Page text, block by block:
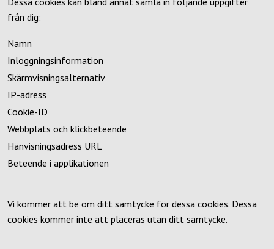
från dig:
Namn
Inloggningsinformation
Skärmvisningsalternativ
IP-adress
Cookie-ID
Webbplats och klickbeteende
Hänvisningsadress URL
Beteende i applikationen
Vi kommer att be om ditt samtycke för dessa cookies. Dessa
cookies kommer inte att placeras utan ditt samtycke.